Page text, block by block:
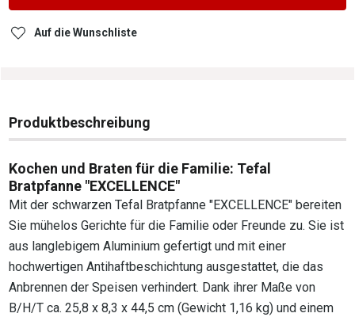
Auf die Wunschliste
Produktbeschreibung
Kochen und Braten für die Familie: Tefal
Bratpfanne "EXCELLENCE"
Mit der schwarzen Tefal Bratpfanne "EXCELLENCE" bereiten
Sie mühelos Gerichte für die Familie oder Freunde zu. Sie ist
aus langlebigem Aluminium gefertigt und mit einer
hochwertigen Antihaftbeschichtung ausgestattet, die das
Anbrennen der Speisen verhindert. Dank ihrer Maße von
B/H/T ca. 25,8 x 8,3 x 44,5 cm (Gewicht 1,16 kg) und einem